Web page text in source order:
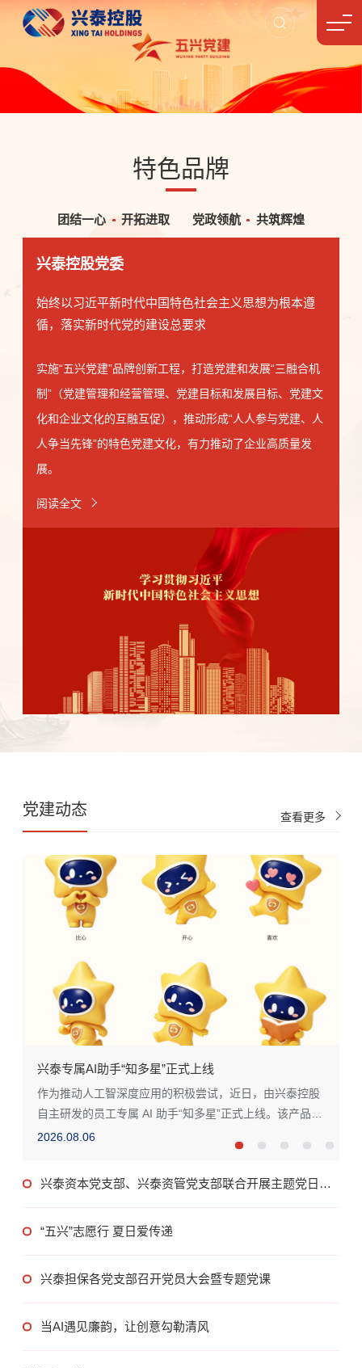
特色品牌
团结一心 开拓进取 党政领航 共筑辉煌
兴泰控股党委
始终以习近平新时代中国特色社会主义思想为根本遵
循，落实新时代党的建设总要求
实施“五兴党建”品牌创新工程，打造党建和发展“三融合机
制”（党建管理和经营管理、党建目标和发展目标、党建文
化和企业文化的互融互促），推动形成“人人参与党建、人
人争当先锋”的特色党建文化，有力推动了企业高质量发
展。
阅读全文
党建动态 查看更多
兴泰专属AI助手“知多星”正式上线
作为推动人工智深度应用的积极尝试，近日，由兴泰控股
自主研发的员工专属 AI 助手“知多星”正式上线。该产品是
集团首个自研办公应用智能体，也是集团...
2026.08.06
兴泰资本党支部、兴泰资管党支部联合开展主题党日活
动
“五兴”志愿行 夏日爱传递
兴泰担保各党支部召开党员大会暨专题党课
当AI遇见廉韵，让创意勾勒清风